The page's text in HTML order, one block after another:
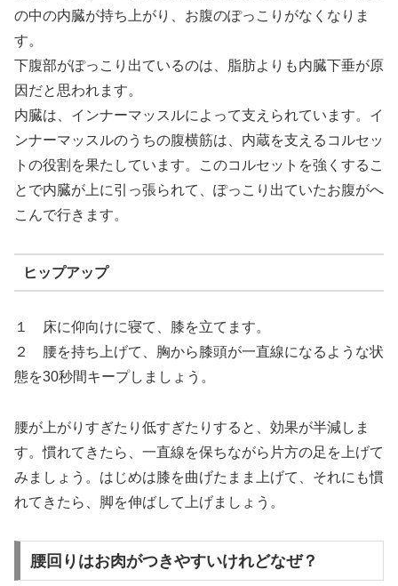
の中の内臓が持ち上がり、お腹のぽっこりがなくなりま
す。
下腹部がぽっこり出ているのは、脂肪よりも内臓下垂が原
因だと思われます。
内臓は、インナーマッスルによって支えられています。イ
ンナーマッスルのうちの腹横筋は、内蔵を支えるコルセッ
トの役割を果たしています。このコルセットを強くするこ
とで内臓が上に引っ張られて、ぽっこり出ていたお腹がへ
こんで行きます。
ヒップアップ
１ 床に仰向けに寝て、膝を立てます。
２ 腰を持ち上げて、胸から膝頭が一直線になるような状
態を30秒間キープしましょう。
腰が上がりすぎたり低すぎたりすると、効果が半減しま
す。慣れてきたら、一直線を保ちながら片方の足を上げて
みましょう。はじめは膝を曲げたまま上げて、それにも慣
れてきたら、脚を伸ばして上げましょう。
腰回りはお肉がつきやすいけれどなぜ？